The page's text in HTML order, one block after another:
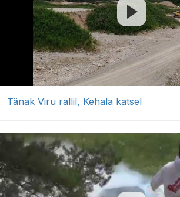
Tänak Viru rallil, Kehala katsel